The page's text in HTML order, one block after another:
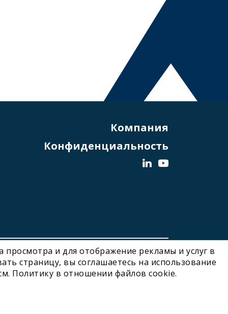
Компания
Конфиденциальность
Designed and Developed by Noonic
и для отображение рекламы и услуг в
страницу, вы соглашаетесь на использование
Политику в отношении файлов cookie.